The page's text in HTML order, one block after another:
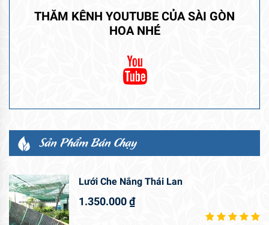
THĂM KÊNH YOUTUBE CỦA SÀI GÒN
HOA NHÉ
Sản Phẩm Bán Chạy
Lưới Che Nắng Thái Lan
1.350.000₫